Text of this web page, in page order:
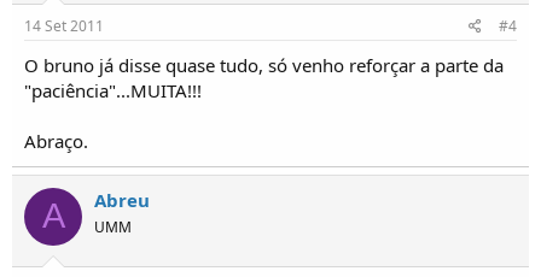
14 Set 2011 #4
O bruno já disse quase tudo, só venho reforçar a parte da
"paciência"...MUITA!!!
Abraço.
A Abreu
UMM